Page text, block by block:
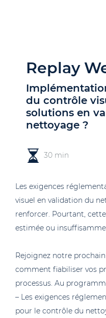
Replay
du contrôle
solutions en
nettoyage ?
30 min
Les exigences
visuel en validation du
renforcer. Pourtant,
estimée ou
Rejoignez notre
comment fiabiliser vos
processus. Au
– Les exigences
pour le contrôle du